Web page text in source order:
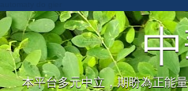
本平台多元中立，期盼為正能